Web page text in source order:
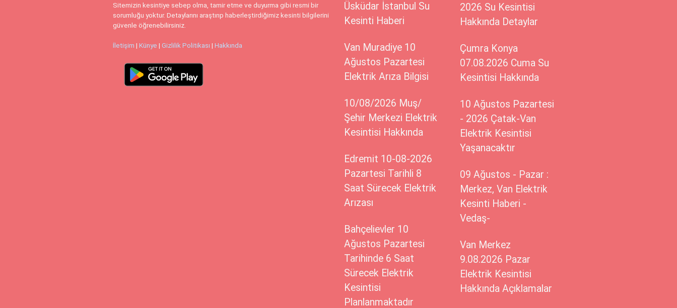
Sitemizin kesintiye sebep olma, tamir etme ve duyurma gibi resmi bir
sorumluğu yoktur. Detaylarını araştırıp haberleştirdiğimiz kesinti bilgilerini
güvenle öğrenebilirsiniz.
İletişim |Künye |Gizlilik Politikası |Hakkında
Üsküdar İstanbul Su
Kesinti Haberi
Van Muradiye 10
Ağustos Pazartesi
Elektrik Arıza Bilgisi
10/08/2026 Muş/
Şehir Merkezi Elektrik
Kesintisi Hakkında
Edremit 10-08-2026
Pazartesi Tarihli 8
Saat Sürecek Elektrik
Arızası
Bahçelievler 10
Ağustos Pazartesi
Tarihinde 6 Saat
Sürecek Elektrik
Kesintisi
Planlanmaktadır
2026 Su Kesintisi
Hakkında Detaylar
Çumra Konya
07.08.2026 Cuma Su
Kesintisi Hakkında
10 Ağustos Pazartesi
- 2026 Çatak-Van
Elektrik Kesintisi
Yaşanacaktır
09 Ağustos - Pazar :
Merkez, Van Elektrik
Kesinti Haberi -
Vedaş-
Van Merkez
9.08.2026 Pazar
Elektrik Kesintisi
Hakkında Açıklamalar